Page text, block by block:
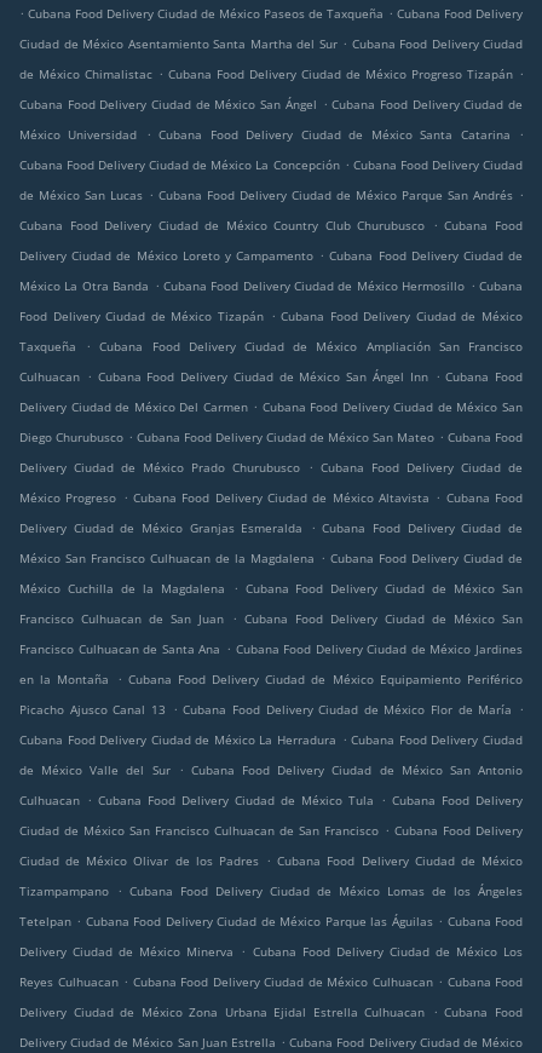
. Cubana Food Delivery Ciudad de México Paseos de Taxqueña . Cubana Food Delivery
Ciudad de México Asentamiento Santa Martha del Sur . Cubana Food Delivery Ciudad
de México Chimalistac . Cubana Food Delivery Ciudad de México Progreso Tizapán .
Cubana Food Delivery Ciudad de México San Ángel . Cubana Food Delivery Ciudad de
México Universidad
. Cubana Food Delivery Ciudad de México Santa Catarina
.
Cubana Food Delivery Ciudad de México La Concepción . Cubana Food Delivery Ciudad
de México San Lucas . Cubana Food Delivery Ciudad de México Parque San Andrés .
Cubana Food Delivery Ciudad de México Country Club Churubusco
. Cubana Food
Delivery Ciudad de México Loreto y Campamento . Cubana Food Delivery Ciudad de
México La Otra Banda . Cubana Food Delivery Ciudad de México Hermosillo . Cubana
Food Delivery Ciudad de México Tizapán . Cubana Food Delivery Ciudad de México
Taxqueña
.
Cubana Food Delivery Ciudad de México Ampliación San Francisco
Culhuacan . Cubana Food Delivery Ciudad de México San Ángel Inn . Cubana Food
Delivery Ciudad de México Del Carmen . Cubana Food Delivery Ciudad de México San
Diego Churubusco . Cubana Food Delivery Ciudad de México San Mateo . Cubana Food
Delivery Ciudad de México Prado Churubusco
. Cubana Food Delivery Ciudad de
México Progreso . Cubana Food Delivery Ciudad de México Altavista . Cubana Food
Delivery Ciudad de México Granjas Esmeralda
. Cubana Food Delivery Ciudad de
México San Francisco Culhuacan de la Magdalena . Cubana Food Delivery Ciudad de
México Cuchilla de la Magdalena
. Cubana Food Delivery Ciudad de México San
Francisco Culhuacan de San Juan
. Cubana Food Delivery Ciudad de México San
Francisco Culhuacan de Santa Ana . Cubana Food Delivery Ciudad de México Jardines
en la Montaña
. Cubana Food Delivery Ciudad de México Equipamiento Periférico
Picacho Ajusco Canal 13
. Cubana Food Delivery Ciudad de México Flor de María
.
Cubana Food Delivery Ciudad de México La Herradura . Cubana Food Delivery Ciudad
de México Valle del Sur
. Cubana Food Delivery Ciudad de México San Antonio
Culhuacan . Cubana Food Delivery Ciudad de México Tula . Cubana Food Delivery
Ciudad de México San Francisco Culhuacan de San Francisco . Cubana Food Delivery
Ciudad de México Olivar de los Padres . Cubana Food Delivery Ciudad de México
Tizampampano
. Cubana Food Delivery Ciudad de México Lomas de los Ángeles
Tetelpan . Cubana Food Delivery Ciudad de México Parque las Águilas . Cubana Food
Delivery Ciudad de México Minerva
. Cubana Food Delivery Ciudad de México Los
Reyes Culhuacan . Cubana Food Delivery Ciudad de México Culhuacan . Cubana Food
Delivery Ciudad de México Zona Urbana Ejidal Estrella Culhuacan
. Cubana Food
Delivery Ciudad de México San Juan Estrella . Cubana Food Delivery Ciudad de México